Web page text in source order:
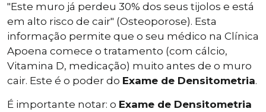
"Este muro já perdeu 30% dos seus tijolos e está
em alto risco de cair" (Osteoporose). Esta
informação permite que o seu médico na Clínica
Apoena comece o tratamento (com cálcio,
Vitamina D, medicação) muito antes de o muro
cair. Este é o poder do Exame de Densitometria.
É importante notar: o Exame de Densitometria